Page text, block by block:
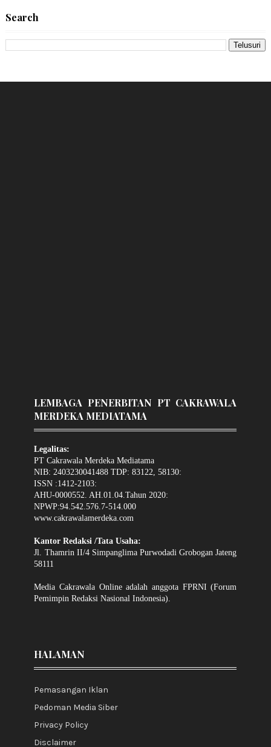
Search
LEMBAGA PENERBITAN PT CAKRAWALA
MERDEKA MEDIATAMA
Legalitas:
PT Cakrawala Merdeka Mediatama
NIB: 2403230041488 TDP: 83122, 58130:
ISSN :1412-2103:
AHU-0000552. AH.01.04.Tahun 2020:
NPWP:94.542.576.7-514.000
www.cakrawalamerdeka.com
Kantor Redaksi /Tata Usaha:
Jl. Thamrin II/4 Simpanglima Purwodadi Grobogan Jateng
58111
Media Cakrawala Online adalah anggota FPRNI (Forum
Pemimpin Redaksi Nasional Indonesia).
HALAMAN
Pemasangan Iklan
Pedoman Media Siber
Privacy Policy
Disclaimer